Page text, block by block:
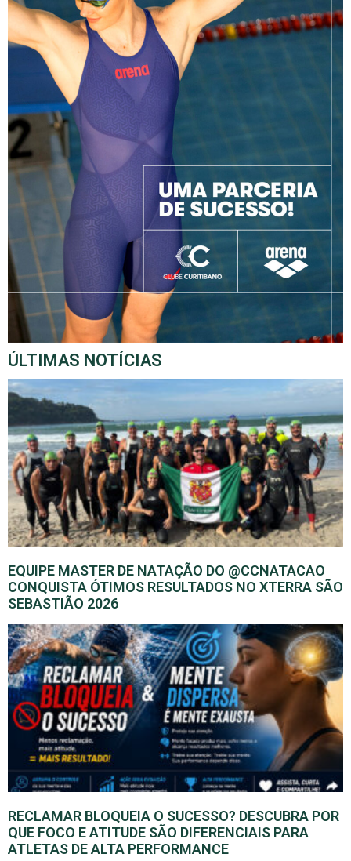
ÚLTIMAS NOTÍCIAS
EQUIPE MASTER DE NATAÇÃO DO @CCNATACAO
CONQUISTA ÓTIMOS RESULTADOS NO XTERRA SÃO
SEBASTIÃO 2026
RECLAMAR BLOQUEIA O SUCESSO? DESCUBRA POR
QUE FOCO E ATITUDE SÃO DIFERENCIAIS PARA
ATLETAS DE ALTA PERFORMANCE